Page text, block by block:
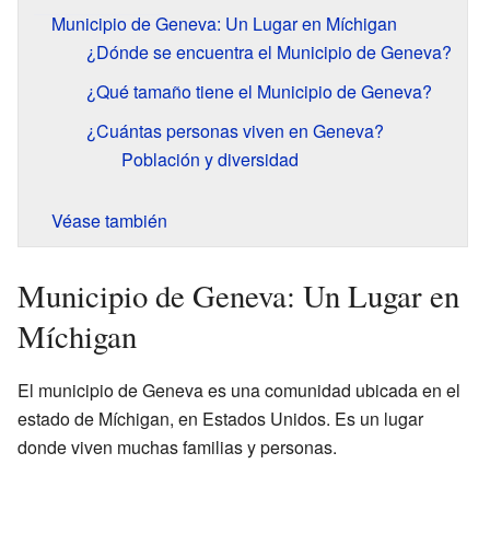
Municipio de Geneva: Un Lugar en Míchigan
¿Dónde se encuentra el Municipio de Geneva?
¿Qué tamaño tiene el Municipio de Geneva?
¿Cuántas personas viven en Geneva?
Población y diversidad
Véase también
Municipio de Geneva: Un Lugar en
Míchigan
El municipio de Geneva es una comunidad ubicada en el
estado de Míchigan, en Estados Unidos. Es un lugar
donde viven muchas familias y personas.